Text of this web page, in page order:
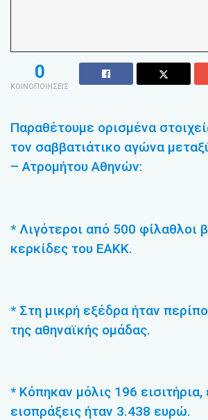
0
ΚΟΙΝΟΠΟΙΗΣΕΙΣ
Παραθέτουμε ορισμένα
τον σαββατιάτικο αγώνα
– Ατρομήτου Αθηνών:
* Λιγότεροι από 500 φίλαθλοι
κερκίδες του ΕΑΚΚ.
* Στη μικρή εξέδρα ήταν
της αθηναϊκής ομάδας.
* Κόπηκαν μόλις 196
εισπράξεις ήταν 3.438 ευρώ.